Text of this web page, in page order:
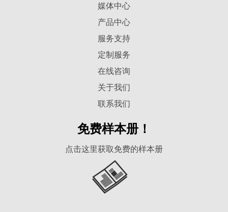
媒体中心
产品中心
服务支持
定制服务
在线咨询
关于我们
联系我们
免费样本册！
点击这里获取免费的样本册